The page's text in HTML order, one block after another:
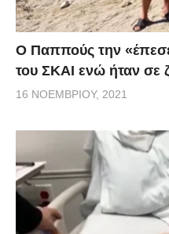
Ο Παππούς την
του ΣΚΑΙ ενώ ήταν σε
16 ΝΟΕΜΒΡΊΟΥ, 2021